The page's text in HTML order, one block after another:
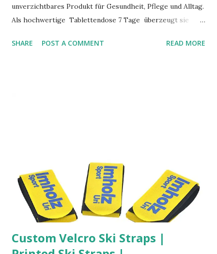
unverzichtbares Produkt für Gesundheit, Pflege und Alltag.
Als hochwertige Tablettendose 7 Tage überzeugt sie
Fächeraufteilung und einfache Handhabung. Unternehmen,
bedrucken lassen . Diese individuell gestaltete
Werbeartikel Pillendose eignet sich ideal als
Kundengeschenk im Gesundheitsbereich. Besonders
gefragt ist die Wochen-Pillenbox mit k...
SHARE POST A COMMENT READ MORE
Custom Velcro Ski Straps |